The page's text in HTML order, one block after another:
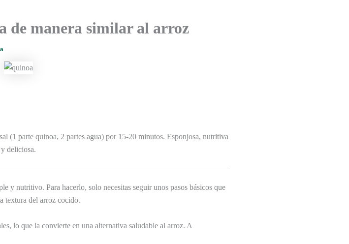
de manera similar al arroz
(1 parte quinoa, 2 partes agua) por 15-20 minutos. Esponjosa, nutritiva
y deliciosa.
y nutritivo. Para hacerlo, solo necesitas seguir unos pasos básicos que
textura del arroz cocido.
lo que la convierte en una alternativa saludable al arroz. A